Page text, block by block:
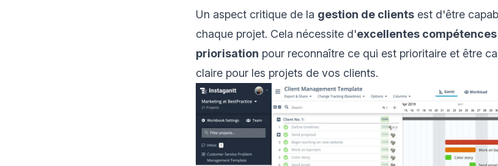
Un aspect critique de la gestion de clients est d'être
chaque projet. Cela nécessite d'excellentes
priorisation pour reconnaître ce qui est prioritaire et être
claire pour les projets de vos clients.